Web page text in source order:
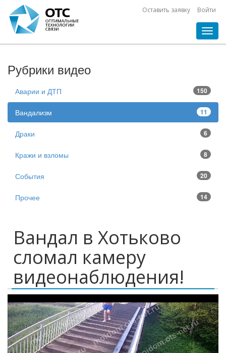
Оставить заявку Войти
Рубрики видео
150
Аварии и ДТП
11
Вандализм
6
Драки
8
Кражи и взломы
20
События
14
Прочее
Вандал в Хотьково
сломал камеру
видеонаблюдения!